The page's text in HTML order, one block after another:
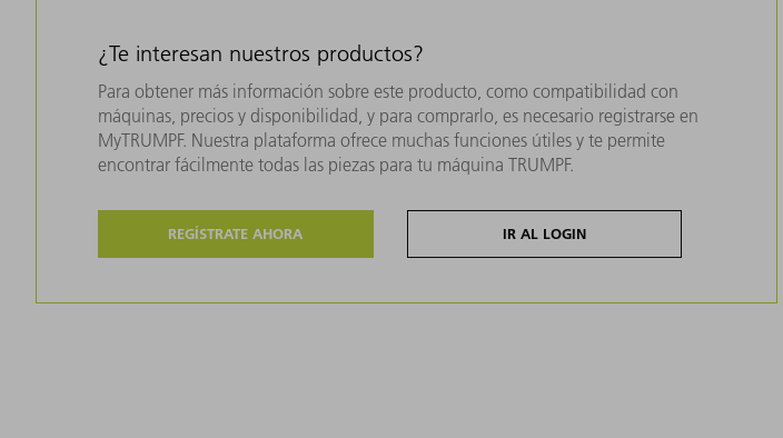
¿Te interesan nuestros productos?
Para obtener más información sobre este producto, como compatibilidad con
máquinas, precios y disponibilidad, y para comprarlo, es necesario registrarse en
MyTRUMPF. Nuestra plataforma ofrece muchas funciones útiles y te permite
encontrar fácilmente todas las piezas para tu máquina TRUMPF.
REGÍSTRATE AHORA IR AL LOGIN